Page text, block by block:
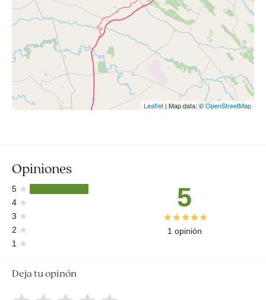
Leaflet | Map data: ©OpenStreetMap
Opiniones
5
4
3
2
1
5
1 opinión
Deja tu opinón